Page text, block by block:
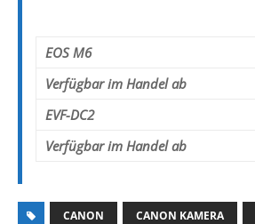
EOS M6
Verfügbar im Handel ab
EVF-DC2
Verfügbar im Handel ab
CANON CANON KAMERA